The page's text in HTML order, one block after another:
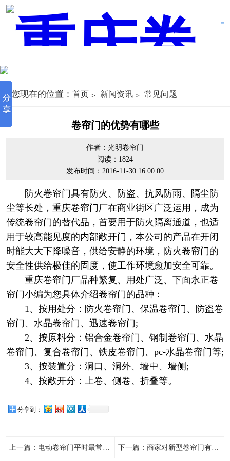
您现在的位置： 首页 新闻资讯 常见问题
卷帘门的优势有哪些
作者：光明卷帘门
阅读：1824
发布时间：2016-11-30 16:00:00
防火卷帘门具有防火、防盗、抗风防雨、隔尘防
尘等长处，重庆卷帘门厂在商业街区广泛运用，成为
传统卷帘门的替代品，首要用于防火隔离通道，也适
用于较高能见度的内部敞开门，本公司的产品在开闭
时能大大下降噪音，供给安静的环境，防火卷帘门的
安全性供给极佳的固度，使工作环境愈加安全可靠。
重庆卷帘门厂品种繁复、用处广泛、下面永正卷
帘门小编为您具体介绍卷帘门的品种：
1、按用处分：防火卷帘门、保温卷帘门、防盗卷
帘门、水晶卷帘门、迅速卷帘门;
2、按原料分：铝合金卷帘门、钢制卷帘门、水晶
卷帘门、复合卷帘门、铁皮卷帘门、pc-水晶卷帘门等;
3、按装置分：洞口、洞外、墙中、墙侧;
4、按敞开分：上卷、侧卷、折叠等。
分享到：
上一篇： 电动卷帘门平时最常见故障 下一篇： 商家对新型卷帘门有何反馈？